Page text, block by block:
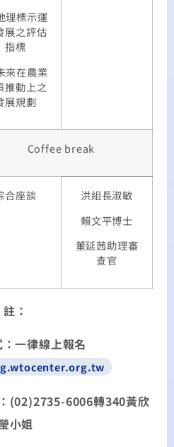
理標示運
展之評估
指標
來在農業
推動上之
展規劃
Coffee break
合座談
洪組長淑敏
賴文平博士
董延茜助理審
查官
註：
一律線上報名
(02)2735-6006轉340黃欣
小姐